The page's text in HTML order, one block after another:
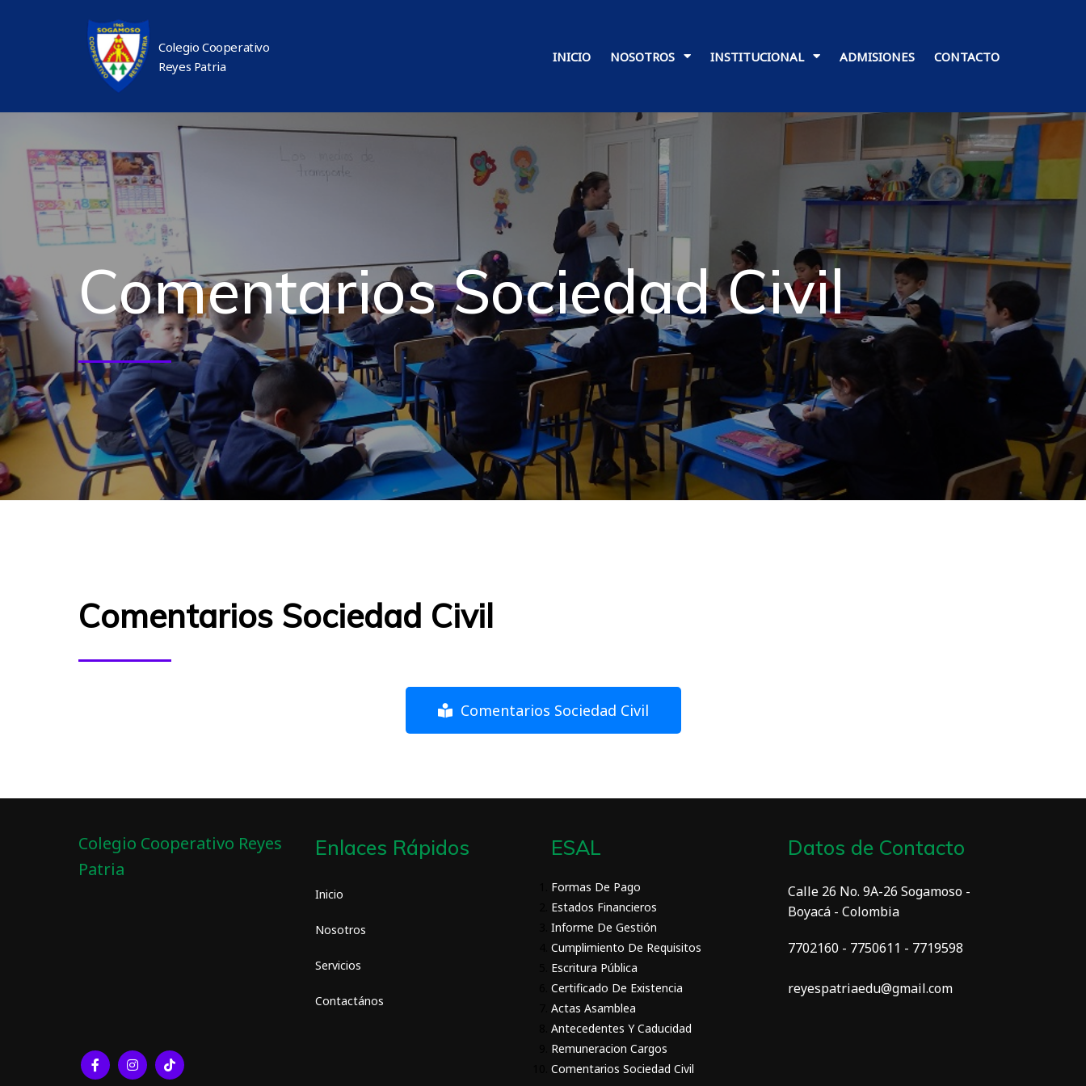
Colegio Cooperativo
Reyes Patria
INICIO NOSOTROS INSTITUCIONAL ADMISIONES CONTACTO
Comentarios Sociedad Civil
Comentarios Sociedad Civil
Comentarios Sociedad Civil
Colegio Cooperativo Reyes
Patria
Enlaces Rápidos
Inicio
Nosotros
Servicios
Contactános
ESAL
Formas De Pago
Estados Financieros
Informe De Gestión
Cumplimiento De Requisitos
Escritura Pública
Certificado De Existencia
Actas Asamblea
Antecedentes Y Caducidad
Remuneracion Cargos
Comentarios Sociedad Civil
Datos de Contacto
Calle 26 No. 9A-26 Sogamoso -
Boyacá - Colombia
7702160 - 7750611 - 7719598
reyespatriaedu@gmail.com